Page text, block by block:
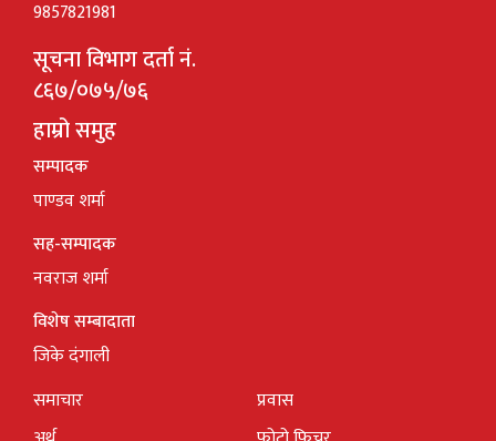
9857821981
सूचना विभाग दर्ता नं.
८६७/०७५/७६
हाम्रो समुह
सम्पादक
पाण्डव शर्मा
सह-सम्पादक
नवराज शर्मा
विशेष सम्बादाता
जिके दंगाली
समाचार
प्रवास